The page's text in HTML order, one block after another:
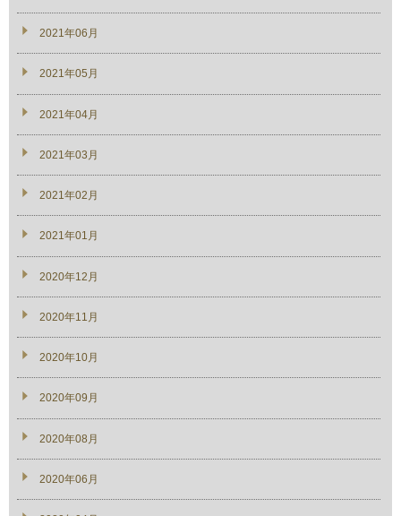
2021年06月
2021年05月
2021年04月
2021年03月
2021年02月
2021年01月
2020年12月
2020年11月
2020年10月
2020年09月
2020年08月
2020年06月